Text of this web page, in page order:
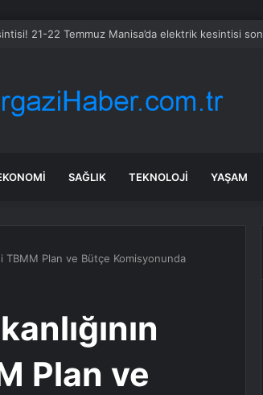
kazanç raporunda %13 hareket edebilir
SAĞLIK TEKNOLOJI YAŞAM
TBMM Plan ve Bütçe Komisyonunda
Plan ve